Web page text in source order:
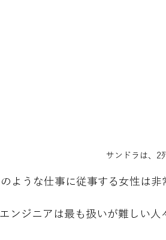
サンドラは、2
ような仕事に従事する女性は非
ンジニアは最も扱いが難しい人